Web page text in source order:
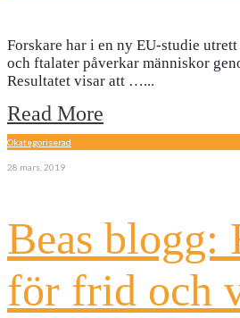
Forskare har i en ny EU-studie
och ftalater påverkar människor
Resultatet visar att …...
Read More
Okategoriserad
28 mars, 2019
Beas blogg:
för frid och